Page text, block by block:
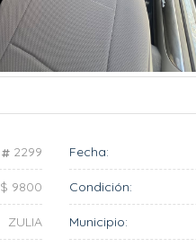
2299 Fecha:
$ 9800 Condición:
ZULIA Municipio: